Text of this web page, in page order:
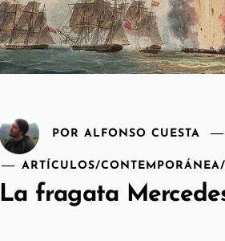
POR ALFONSO CUESTA
ARTÍCULOS/CONTEMPORÁNEA
La fragata